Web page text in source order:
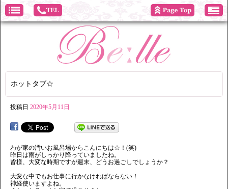
ホットタブ☆
投稿日 2020年5月11日
わが家の汚いお風呂場からこんにちは☆！(笑)
昨日は雨がしっかり降っていましたね。
皆様、大変な時期ですが週末、どうお過ごしでしょうか？
.
大変な中でもお仕事に行かなければならない！
神経使いますよね。